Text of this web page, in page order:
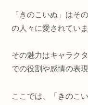
「きのこいぬ」はそ
の人々に愛されていま
その魅力はキャラク
での役割や感情の表
ここでは、「きのこ